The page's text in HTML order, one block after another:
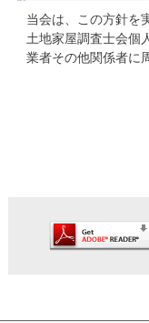
当会は、この方針を
土地家屋調査士会個
業者その他関係者に